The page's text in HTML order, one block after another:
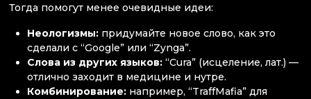
Тогда помогут менее очевидные идеи:
Неологизмы: придумайте новое слово, как это
сделали с “Google” или “Zynga”.
Слова из других языков: “Cura” (исцеление, лат.) —
отлично заходит в медицине и нутре.
Комбинирование: например, “TraffMafia” для